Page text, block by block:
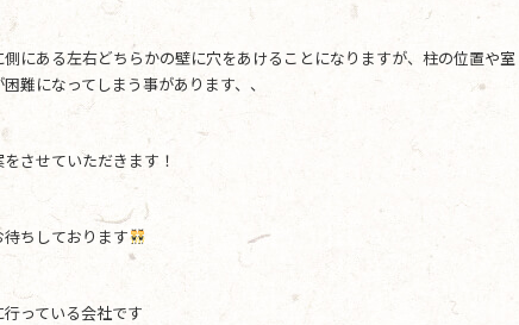
にある左右どちらかの壁に穴をあけることになりますが、柱の位置や室
難になってしまう事があります、、
させていただきます！
ちしております
っている会社です